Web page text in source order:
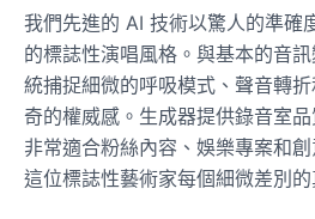
Emma Waston
Female
Gavin Newsom
我們先進的 AI 技術以驚人的準確
的標誌性演唱風格。與基本的音
統捕捉細微的呼吸模式、聲音轉
奇的權威感。生成器提供錄音室
非常適合粉絲內容、娛樂專案和
這位標誌性藝術家每個細微差別的